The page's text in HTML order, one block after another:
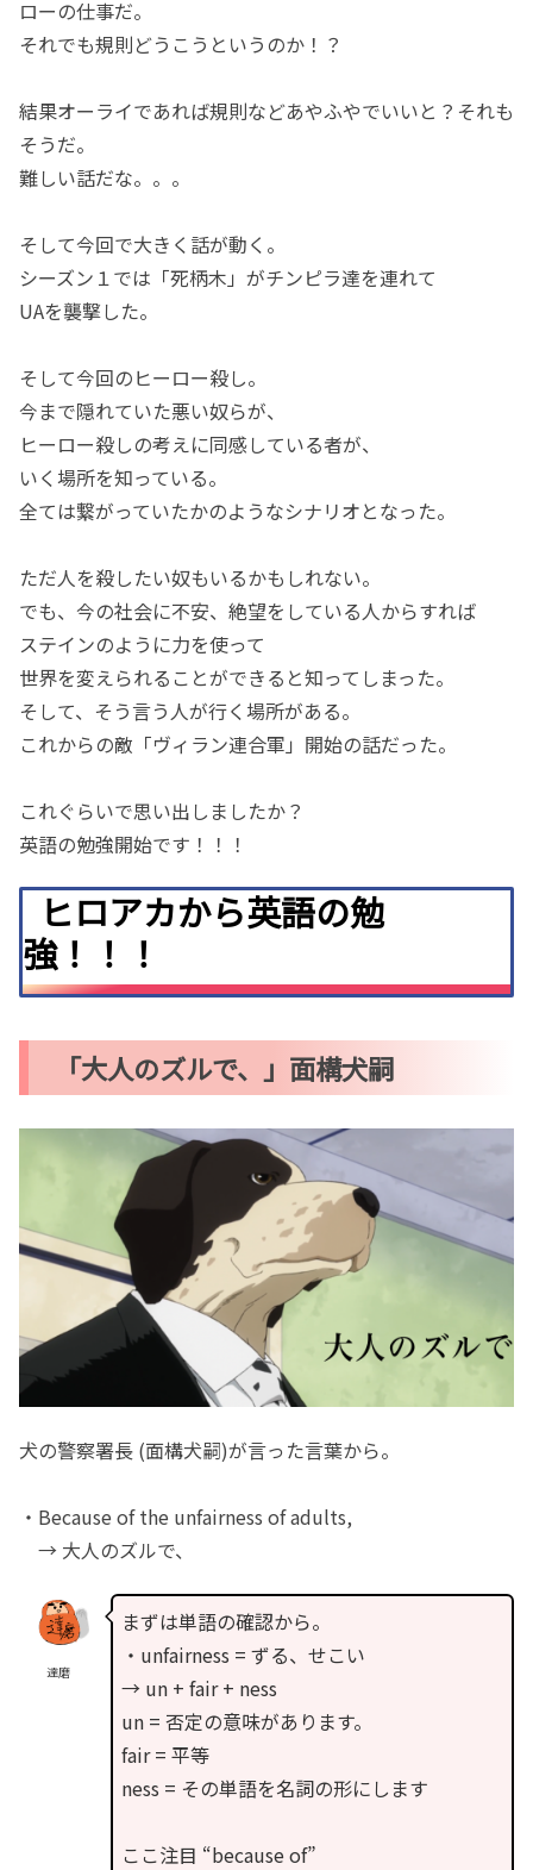
ローの仕事だ。
それでも規則どうこうというのか！？
結果オーライであれば規則などあやふやでいいと？それも
そうだ。
難しい話だな。。。
そして今回で大きく話が動く。
シーズン１では「死柄木」がチンピラ達を連れて
UAを襲撃した。
そして今回のヒーロー殺し。
今まで隠れていた悪い奴らが、
ヒーロー殺しの考えに同感している者が、
いく場所を知っている。
全ては繋がっていたかのようなシナリオとなった。
ただ人を殺したい奴もいるかもしれない。
でも、今の社会に不安、絶望をしている人からすれば
ステインのように力を使って
世界を変えられることができると知ってしまった。
そして、そう言う人が行く場所がある。
これからの敵「ヴィラン連合軍」開始の話だった。
これぐらいで思い出しましたか？
英語の勉強開始です！！！
ヒロアカから英語の勉
強！！！
「大人のズルで、」面構犬嗣
犬の警察署長 (面構犬嗣)が言った言葉から。
・Because of the unfairness of adults,
→ 大人のズルで、
達磨
まずは単語の確認から。
・unfairness = ずる、せこい
→ un + fair + ness
un = 否定の意味があります。
fair = 平等
ness = その単語を名詞の形にします
ここ注目 “because of”